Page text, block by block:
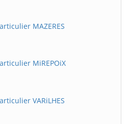
MAZERES
MiREPOiX
VARiLHES